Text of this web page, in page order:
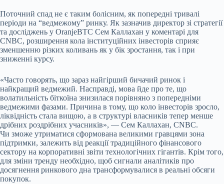
Поточний спад не є таким болісним, як попередні тривалі
періоди на “ведмежому” ринку. Як зазначив директор зі стратегії
та досліджень у OranjeBTC Сем Каллахан у коментарі для
CNBC, розширення кола інституційних інвесторів сприяє
зменшенню різких коливань як у бік зростання, так і при
зниженні курсу.
«Часто говорять, що зараз найгірший бичачий ринок і
найкращий ведмежий. Насправді, мова йде про те, що
волатильність біткоїна знизилася порівняно з попередніми
ведмежими фазами. Причина в тому, що коло інвесторів зросло,
ліквідність стала вищою, а в структурі власників тепер менше
дрібних роздрібних учасників», — Сем Каллахан, CNBC.
Чи зможе утриматися сформована великими гравцями зона
підтримки, залежить від реакції традиційного фінансового
сектору на корпоративні звіти технологічних гігантів. Крім того,
для зміни тренду необхідно, щоб сигнали аналітиків про
досягнення ринкового дна трансформувалися в реальні обсяги
покупок.